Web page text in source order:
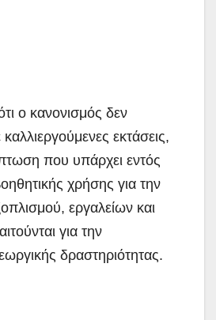
ο κανονισμός δεν
εκτάσεις,
που υπάρχει εντός
χρήσης για την
εργαλείων και
για την
δραστηριότητας.